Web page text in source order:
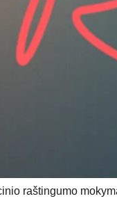
raštingumo